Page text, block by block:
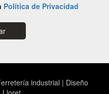
Política de Privacidad
industrial | Diseño